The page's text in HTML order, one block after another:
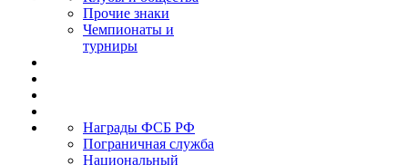
Прочие знаки
Чемпионаты и
турниры
Награды ФСБ РФ
Пограничная служба
Национальный